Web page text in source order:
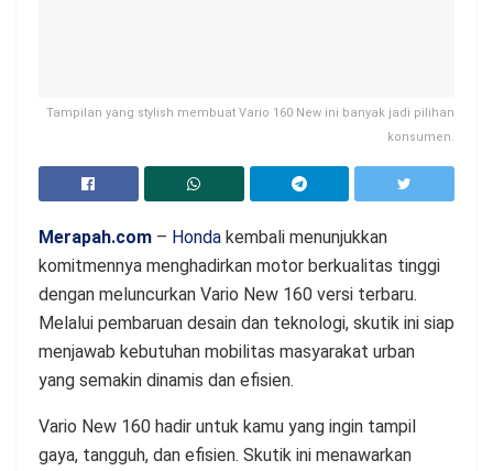
Tampilan yang stylish membuat Vario 160 New ini banyak jadi pilihan
konsumen.
Merapah.com – Honda kembali menunjukkan
komitmennya menghadirkan motor berkualitas tinggi
dengan meluncurkan Vario New 160 versi terbaru.
Melalui pembaruan desain dan teknologi, skutik ini siap
menjawab kebutuhan mobilitas masyarakat urban
yang semakin dinamis dan efisien.
Vario New 160 hadir untuk kamu yang ingin tampil
gaya, tangguh, dan efisien. Skutik ini menawarkan